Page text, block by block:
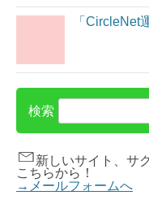
「CircleNet
検索
新しいサイト、サ
こちらから！
→メールフォームへ